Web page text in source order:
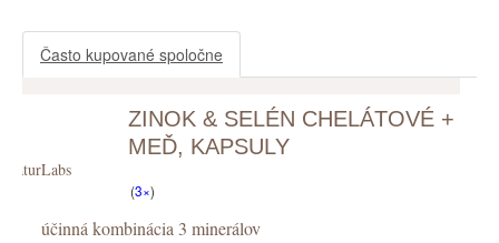
Často kupované spoločne
ZINOK & SELÉN CHELÁTOVÉ +
MEĎ, KAPSULY
NaturLabs
(3×)
účinná kombinácia 3 minerálov